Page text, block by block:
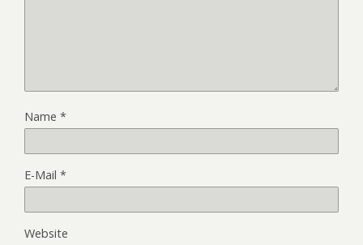
Name *
E-Mail *
Website